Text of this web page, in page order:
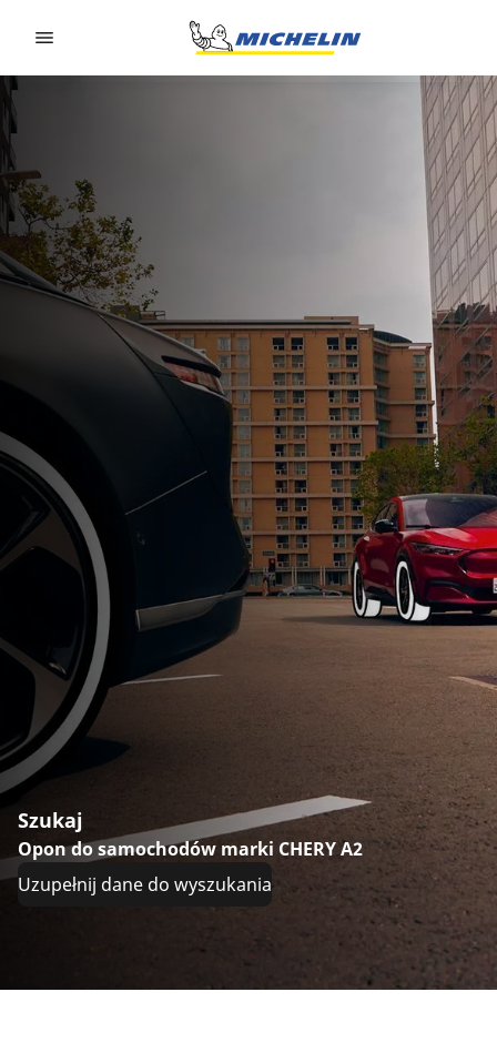
Szukaj
Opon do samochodów marki CHERY A2
Uzupełnij dane do wyszukania